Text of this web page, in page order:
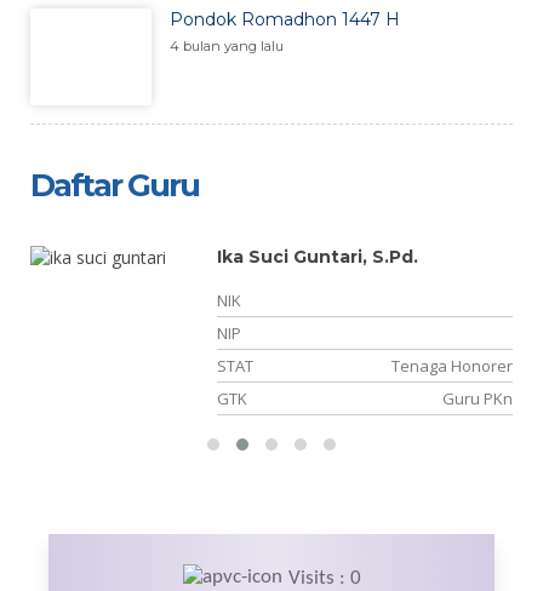
Pondok Romadhon 1447 H
4 bulan yang lalu
Daftar Guru
Ika Suci Guntari, S.Pd.
NIK
NIP
STAT
Tenaga Honorer
GTK
Guru PKn
Visits : 0